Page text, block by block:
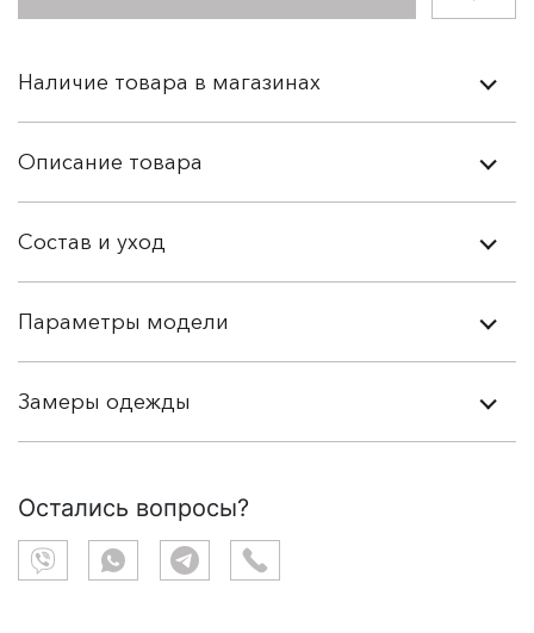
Наличие товара в магазинах
Описание товара
Состав и уход
Параметры модели
Замеры одежды
Остались вопросы?